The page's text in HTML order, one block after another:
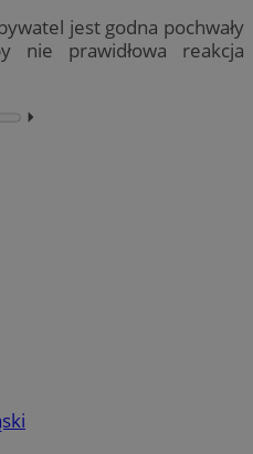
jest godna pochwały
nie prawidłowa reakcja
⏵︎